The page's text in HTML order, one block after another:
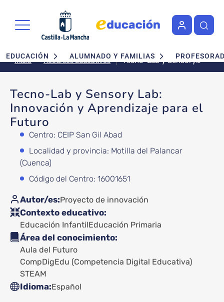
Navegación principal
EDUCACIÓN ALUMNADO Y FAMILIAS
Inicio Recursos Educativos
Tecno-Lab y Sensory
Lab: Innovación y
Futuro
Tecno-Lab y Sensory Lab:
Innovación y Aprendizaje para el
Futuro
Centro: CEIP San Gil Abad
Localidad y provincia: Motilla del Palancar
(Cuenca)
Código del Centro: 16001651
Autor/es Proyecto de innovación
Contexto educativo
Educación InfantilEducación Primaria
Área del conocimiento
Aula del Futuro
CompDigEdu (Competencia Digital Educativa)
STEAM
Idioma Español